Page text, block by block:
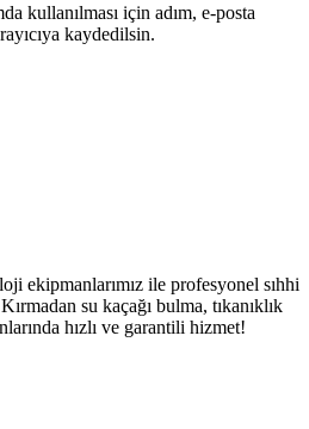
kullanılması için adım, e-posta
kaydedilsin.
ekipmanlarımız ile profesyonel sıhhi
su kaçağı bulma, tıkanıklık
hızlı ve garantili hizmet!